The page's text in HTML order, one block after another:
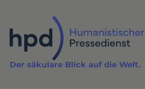
Inhalt
Der säkulare Blick auf die Welt.